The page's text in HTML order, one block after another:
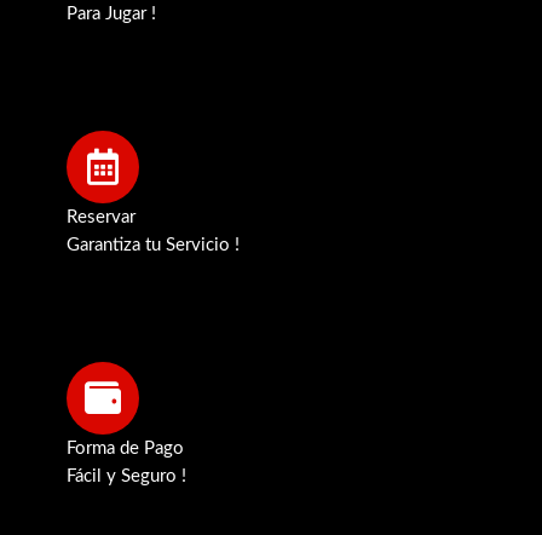
Para Jugar !
Reservar
Garantiza tu Servicio !
Forma de Pago
Fácil y Seguro !